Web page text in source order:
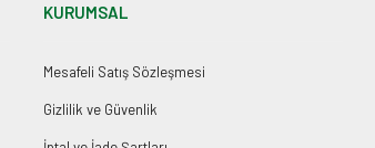
KURUMSAL
Mesafeli Satış Sözleşmesi
Gizlilik ve Güvenlik